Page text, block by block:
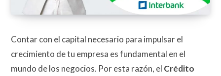
Contar con el capital necesario para impulsar el
crecimiento de tu empresa es fundamental en el
mundo de los negocios. Por esta razón, el Crédito